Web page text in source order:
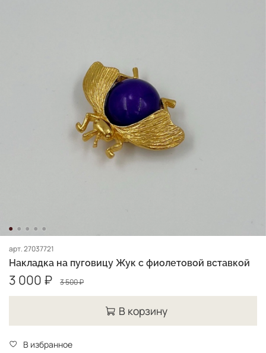
арт.27037721
Накладка на пуговицу Жук с фиолетовой вставкой
3 000 ₽ 3 500 ₽
В корзину
В избранное